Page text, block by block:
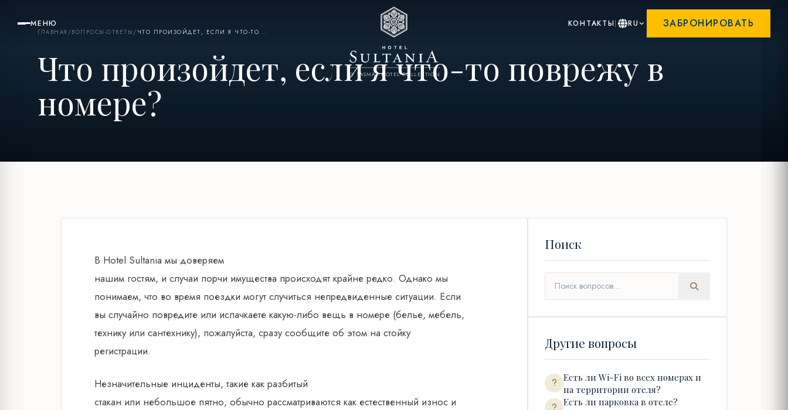
МЕНЮ
BY YASMAK HOTEL COLLECTION
КОНТАКТЫ RU ЗАБРОНИРОВАТЬ
ГЛАВНАЯ /ВОПРОСЫ-ОТВЕТЫ / ЧТО ПРОИЗОЙДЕТ, ЕСЛИ Я ЧТО-ТО...
Что произойдет, если я что-то поврежу в
номере?
В Hotel Sultania мы доверяем
нашим гостям, и случаи порчи имущества происходят крайне редко. Однако мы
понимаем, что во время поездки могут случиться непредвиденные ситуации. Если
вы случайно повредите или испачкаете какую-либо вещь в номере (белье, мебель,
технику или сантехнику), пожалуйста, сразу сообщите об этом на стойку
регистрации.
Незначительные инциденты, такие как разбитый
стакан или небольшое пятно, обычно рассматриваются как естественный износ и
Поиск
Другие вопросы
Есть ли Wi-Fi во всех номерах и
на территории отеля?
Есть ли парковка в отеле?